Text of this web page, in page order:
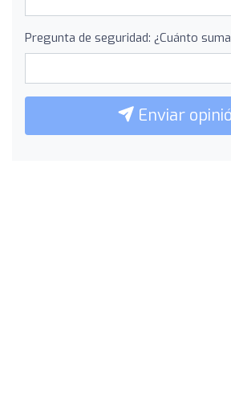
Pregunta de seguridad: ¿Cuánto
Enviar